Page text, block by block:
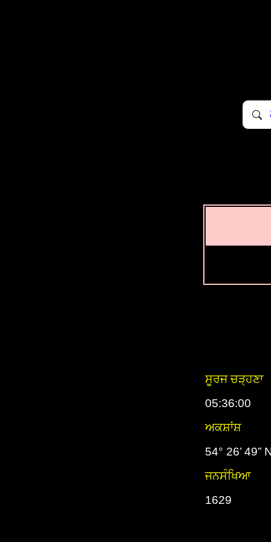
ਸੂਰਜ ਚੜ੍ਹਣਾ
05:36:00
ਅਕਸ਼ਾਂਸ਼
54° 26’ 49”
ਜਨਸੰਖਿਆ
1629